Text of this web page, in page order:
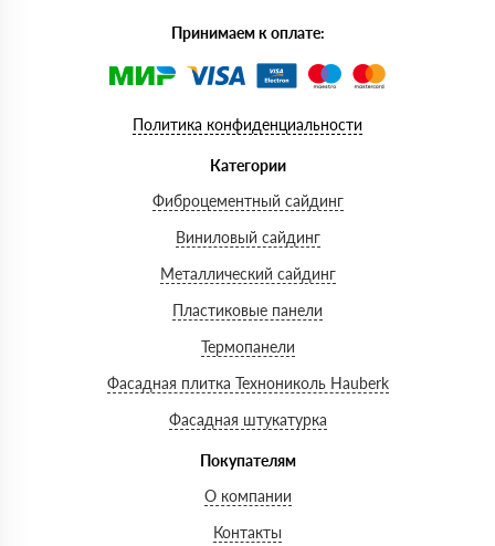
Принимаем к оплате:
Политика конфиденциальности
Категории
Фиброцементный сайдинг
Виниловый сайдинг
Металлический сайдинг
Пластиковые панели
Термопанели
Фасадная плитка Технониколь Hauberk
Фасадная штукатурка
Покупателям
О компании
Контакты